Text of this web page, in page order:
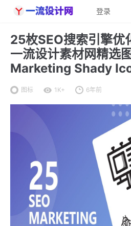
登录
25枚SEO搜索引擎优
一流设计素材网精选
Marketing Shady
图标 1K+ 6年前